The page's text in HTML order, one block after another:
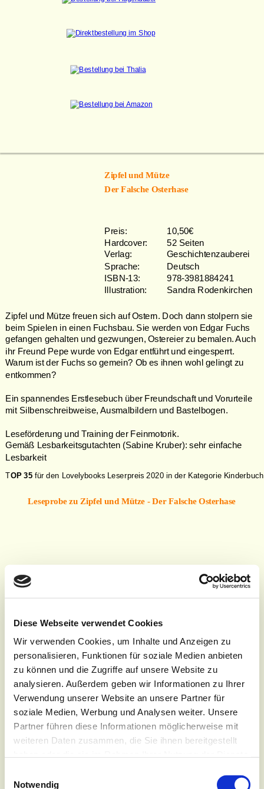
Diese Webseite verwendet Cookies
Wir verwenden Cookies, um Inhalte und Anzeigen zu
personalisieren, Funktionen für soziale Medien anbieten
zu können und die Zugriffe auf unsere Website zu
analysieren. Außerdem geben wir Informationen zu Ihrer
Verwendung unserer Website an unsere Partner für
soziale Medien, Werbung und Analysen weiter. Unsere
Partner führen diese Informationen möglicherweise mit
weiteren Daten zusammen, die Sie ihnen bereitgestellt
Notwendig
Zipfel und Mütze
Der Falsche Osterhase
Zipfel und Mütze freuen sich auf Ostern. Doch dann stolpern sie
beim Spielen in einen Fuchsbau. Sie werden von Edgar Fuchs
gefangen gehalten und gezwungen, Ostereier zu bemalen. Auch
ihr Freund Pepe wurde von Edgar entführt und eingesperrt.
Warum ist der Fuchs so gemein? Ob es ihnen wohl gelingt zu
entkommen?
Ein spannendes Erstlesebuch über Freundschaft und Vorurteile
mit Silbenschreibweise, Ausmalbildern und Bastelbogen.
Leseförderung und Training der Feinmotorik.
Gemäß Lesbarkeitsgutachten (Sabine Kruber): sehr einfache
Lesbarkeit
Preis:
10,50€
Hardcover:
52 Seiten
Verlag:
Geschichtenzauberei
Sprache:
Deutsch
ISBN-13:
978-3981884241
Illustration:
Sandra Rodenkirchen
TOP 35 für den Lovelybooks Leserpreis 2020 in der Kategorie Kinderbuch
Leseprobe zu Zipfel und Mütze - Der Falsche Osterhase